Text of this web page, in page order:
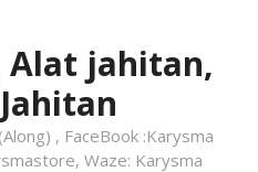
Alat jahitan,
, FaceBook :Karysma
Waze: Karysma